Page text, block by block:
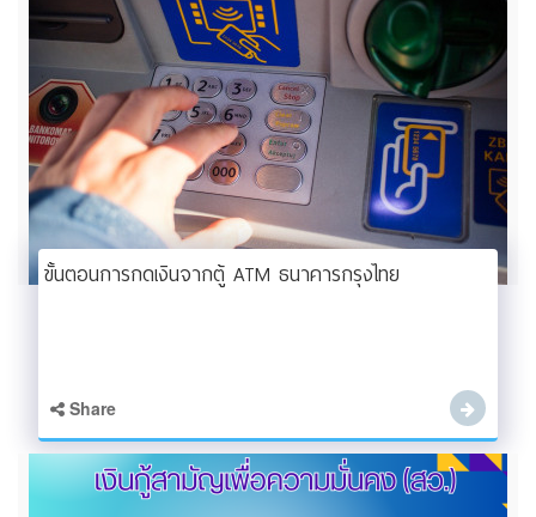
ขั้นตอนการกดเงินจากตู้ ATM ธนาคารกรุงไทย
Share